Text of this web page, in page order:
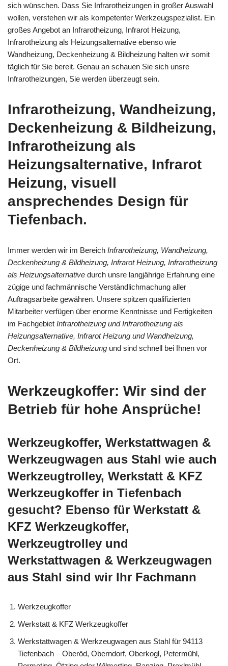
sich wünschen. Dass Sie Infrarotheizungen in großer Auswahl
wollen, verstehen wir als kompetenter Werkzeugspezialist. Ein
großes Angebot an Infrarotheizung, Infrarot Heizung,
Infrarotheizung als Heizungsalternative ebenso wie
Wandheizung, Deckenheizung & Bildheizung halten wir somit
täglich für Sie bereit. Genau an schauen Sie sich unsre
Infrarotheizungen, Sie werden überzeugt sein.
Infrarotheizung, Wandheizung,
Deckenheizung & Bildheizung,
Infrarotheizung als
Heizungsalternative, Infrarot
Heizung, visuell
ansprechendes Design für
Tiefenbach.
Immer werden wir im Bereich Infrarotheizung, Wandheizung,
Deckenheizung & Bildheizung, Infrarot Heizung, Infrarotheizung
als Heizungsalternative durch unsre langjährige Erfahrung eine
zügige und fachmännische Verständlichmachung aller
Auftragsarbeite gewähren. Unsere spitzen qualifizierten
Mitarbeiter verfügen über enorme Kenntnisse und Fertigkeiten
im Fachgebiet Infrarotheizung und Infrarotheizung als
Heizungsalternative, Infrarot Heizung und Wandheizung,
Deckenheizung & Bildheizung und sind schnell bei Ihnen vor
Ort.
Werkzeugkoffer: Wir sind der
Betrieb für hohe Ansprüche!
Werkzeugkoffer, Werkstattwagen &
Werkzeugwagen aus Stahl wie auch
Werkzeugtrolley, Werkstatt & KFZ
Werkzeugkoffer in Tiefenbach
gesucht? Ebenso für Werkstatt &
KFZ Werkzeugkoffer,
Werkzeugtrolley und
Werkstattwagen & Werkzeugwagen
aus Stahl sind wir Ihr Fachmann
Werkzeugkoffer
Werkstatt & KFZ Werkzeugkoffer
Werkstattwagen & Werkzeugwagen aus Stahl für 94113
Tiefenbach – Oberöd, Oberndorf, Oberkogl, Petermühl,